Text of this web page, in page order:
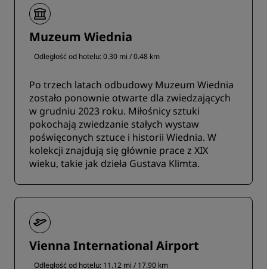
Muzeum Wiednia
Odległość od hotelu: 0.30 mi / 0.48 km
Po trzech latach odbudowy Muzeum Wiednia
zostało ponownie otwarte dla zwiedzających
w grudniu 2023 roku. Miłośnicy sztuki
pokochają zwiedzanie stałych wystaw
poświęconych sztuce i historii Wiednia. W
kolekcji znajdują się głównie prace z XIX
wieku, takie jak dzieła Gustava Klimta.
Vienna International Airport
Odległość od hotelu: 11.12 mi / 17.90 km